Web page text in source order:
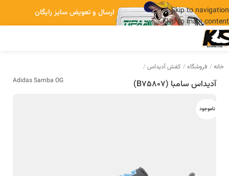
Skip to navigation
Skip to main content
ارسال و تعویض سایز رایگان
خانه فروشگاه کفش آدیداس
آدیداس سامبا (B75807) Adidas Samba OG
ناموجود